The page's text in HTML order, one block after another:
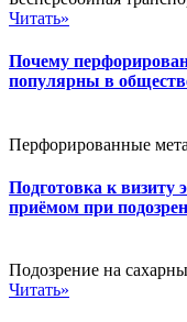
Читать»
Почему
популярны в
Перфорированные
Подготовка к визиту
приёмом при
Подозрение на
Читать»